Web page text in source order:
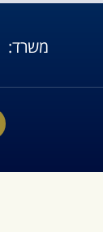
משרד: